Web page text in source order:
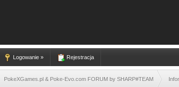
Logowanie » Rejestracja
PokeXGames.pl & Poke-Evo.com FORUM by SHARP#TEAM